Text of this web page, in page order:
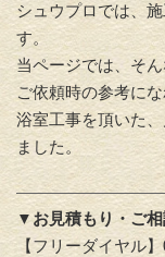
シュウプロでは、
す。
当ページでは、そ
ご依頼時の参考に
浴室工事を頂いた
ました。
▼お見積もり・ご
【フリーダイヤル